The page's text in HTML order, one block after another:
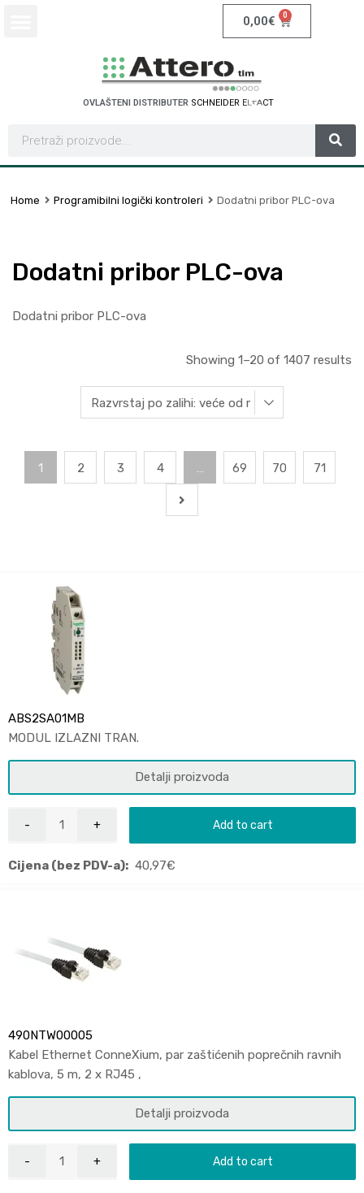
0,00€ 0
OVLAŠTENI DISTRIBUTER SCHNEIDER ELECTRI
Home Programibilni logički kontroleri Dodatni pribor PLC-ova
Dodatni pribor PLC-ova
Dodatni pribor PLC-ova
Showing 1–20 of 1407 results
1 2 3 4 … 69 70 71
ABS2SA01MB
MODUL IZLAZNI TRAN.
Detalji proizvoda
Add to cart
Cijena (bez PDV-a): 40,97€
490NTW00005
Kabel Ethernet ConneXium, par zaštićenih poprečnih ravnih
kablova, 5 m, 2 x RJ45 ,
Detalji proizvoda
Add to cart